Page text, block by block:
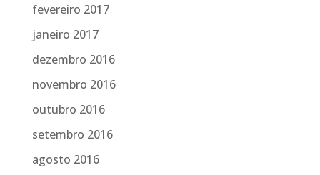
fevereiro 2017
janeiro 2017
dezembro 2016
novembro 2016
outubro 2016
setembro 2016
agosto 2016